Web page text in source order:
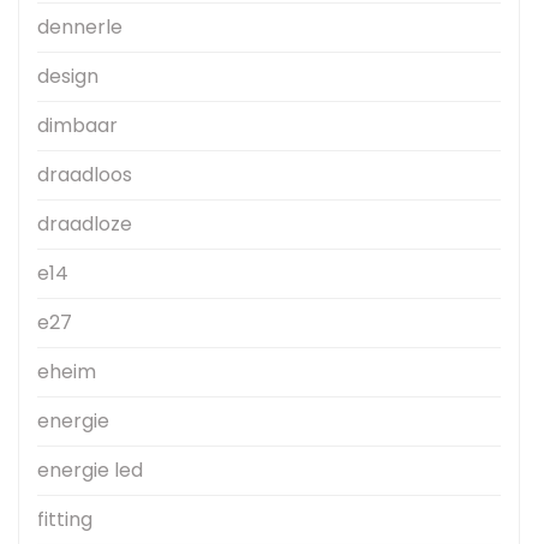
dennerle
design
dimbaar
draadloos
draadloze
e14
e27
eheim
energie
energie led
fitting